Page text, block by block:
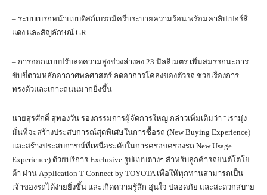
– ระบบเบรกหน้าแบบดิสก์เบรกมีครีบระบายความร้อน พร้อมคาลิปเปอร์สี
แดง และสัญลักษณ์ GR
– การออกแบบปรับลดความสูงช่วงล่างลง 23 มิลลิเมตร เพิ่มสมรรถนะการ
ขับขี่ตามหลักอากาศพลศาสตร์ ลดอาการโคลงของตัวรถ ช่วยเรื่องการ
ทรงตัวและเกาะถนนมากยิ่งขึ้น
นายสุรศักดิ์ สุทองวัน รองกรรมการผู้จัดการใหญ่ กล่าวเพิ่มเติมว่า “เรามุ่ง
มั่นที่จะสร้างประสบการณ์สุดพิเศษในการซื้อรถ (New Buying Experience)
และสร้างประสบการณ์ที่เหนือระดับในการครอบครองรถ New Usage
Experience) ด้วยบริการ Exclusive รูปแบบต่างๆ สำหรับลูกค้ารถยนต์โตโย
ต้า ผ่าน Application T-Connect by TOYOTA เพื่อให้ทุกท่านสามารถเป็น
เจ้าของรถได้ง่ายยิ่งขึ้น และเกิดความรู้สึก อุ่นใจ ปลอดภัย และสะดวกสบาย